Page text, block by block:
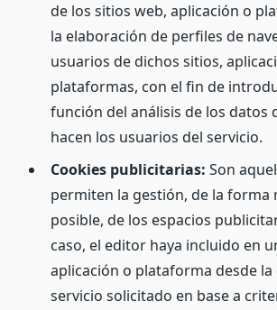
de los sitios web, aplicación o
la elaboración de perfiles de
usuarios de dichos sitios,
plataformas, con el fin de
función del análisis de los datos
hacen los usuarios del servicio.
Cookies publicitarias: Son
permiten la gestión, de la forma
posible, de los espacios
caso, el editor haya incluido en
aplicación o plataforma desde la
servicio solicitado en base a